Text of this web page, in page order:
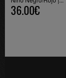
36.00€